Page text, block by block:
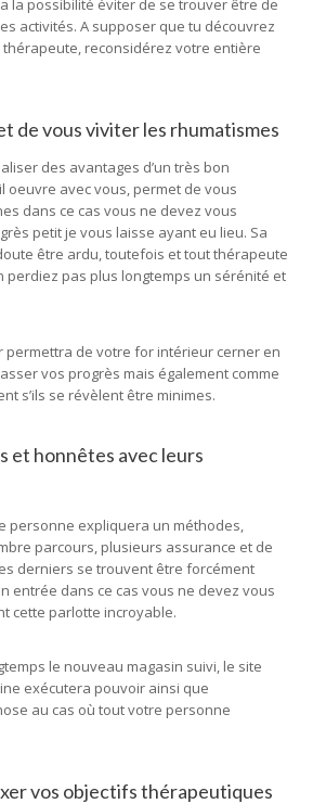
la possibilité éviter de se trouver être de
activités. A supposer que tu découvrez
reconsidérez votre entière
de vous viviter les rhumatismes
des avantages d’un très bon
oeuvre avec vous, permet de vous
dans ce cas vous ne devez vous
petit je vous laisse ayant eu lieu. Sa
être ardu, toutefois et tout thérapeute
perdiez pas plus longtemps un sérénité et
permettra de votre for intérieur cerner en
vos progrès mais également comme
s’ils se révèlent être minimes.
et honnêtes avec leurs
personne expliquera un méthodes,
parcours, plusieurs assurance et de
derniers se trouvent être forcément
entrée dans ce cas vous ne devez vous
cette parlotte incroyable.
le nouveau magasin suivi, le site
exécutera pouvoir ainsi que
au cas où tout votre personne
vos objectifs thérapeutiques